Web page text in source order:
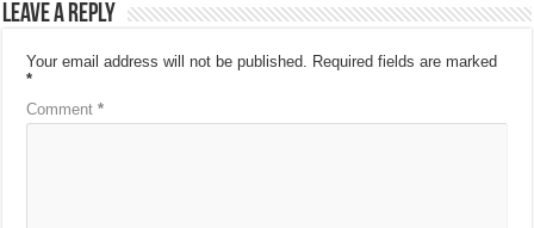
Leave a Reply
Your email address will not be published. Required fields are marked
*
Comment*